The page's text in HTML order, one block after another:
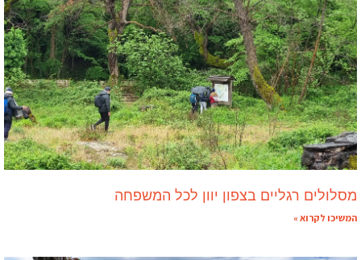
מסלולים רגליים בצפון יוון לכל המשפחה
המשיכו לקרוא »